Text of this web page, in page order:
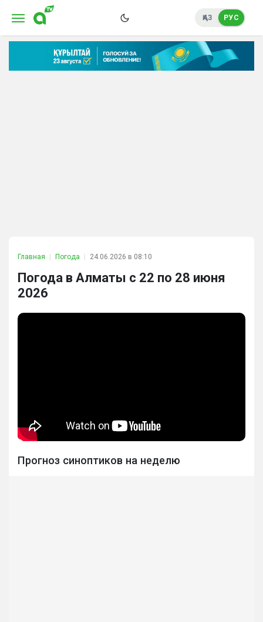
ҚАЗ РУС
Главная Погода 24.06.2026 в 08:10
Погода в Алматы с 22 по 28 июня
2026
Прогноз синоптиков на неделю